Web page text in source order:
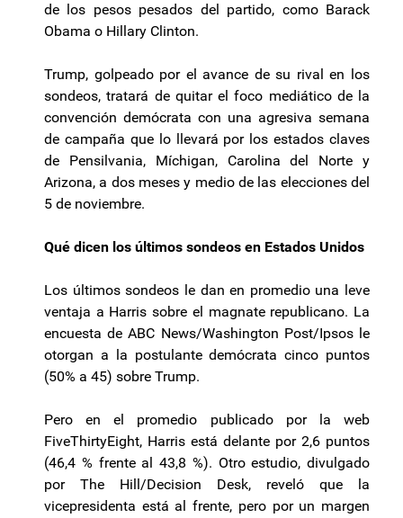
de los pesos pesados del partido, como Barack
Obama o Hillary Clinton.
Trump, golpeado por el avance de su rival en los
sondeos, tratará de quitar el foco mediático de la
convención demócrata con una agresiva semana
de campaña que lo llevará por los estados claves
de Pensilvania, Míchigan, Carolina del Norte y
Arizona, a dos meses y medio de las elecciones del
5 de noviembre.
Qué dicen los últimos sondeos en Estados Unidos
Los últimos sondeos le dan en promedio una leve
ventaja a Harris sobre el magnate republicano. La
encuesta de ABC News/Washington Post/Ipsos le
otorgan a la postulante demócrata cinco puntos
(50% a 45) sobre Trump.
Pero en el promedio publicado por la web
FiveThirtyEight, Harris está delante por 2,6 puntos
(46,4 % frente al 43,8 %). Otro estudio, divulgado
por The Hill/Decision Desk, reveló que la
vicepresidenta está al frente, pero por un margen